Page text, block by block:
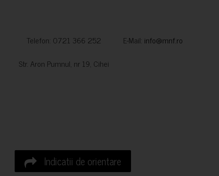
Telefon: 0721 366 252 E-Mail: info@mnf.ro
Str. Aron Pumnul, nr 19, Cihei
Indicatii de orientare